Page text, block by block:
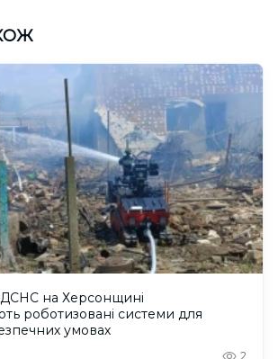
ДСНС на Херсонщині
роботизовані системи для
умовах
2